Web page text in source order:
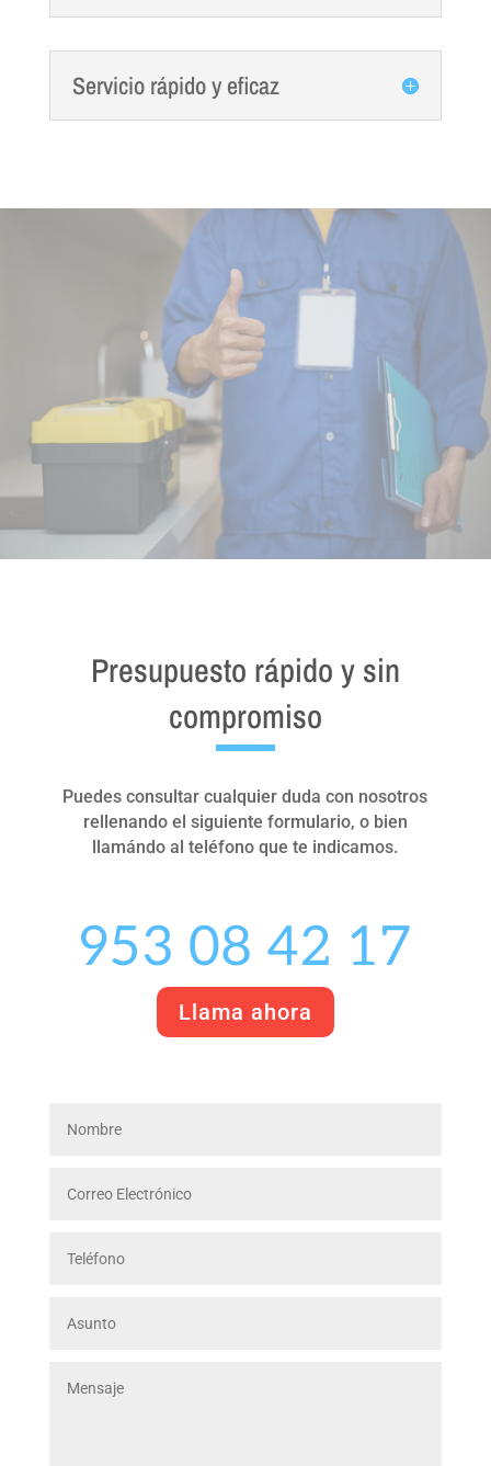
Servicio rápido y eficaz
Presupuesto rápido y sin
compromiso
Puedes consultar cualquier duda con nosotros
rellenando el siguiente formulario, o bien
llamándo al teléfono que te indicamos.
953 08 42 17
Llama ahora